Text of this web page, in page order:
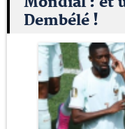
Dembélé !